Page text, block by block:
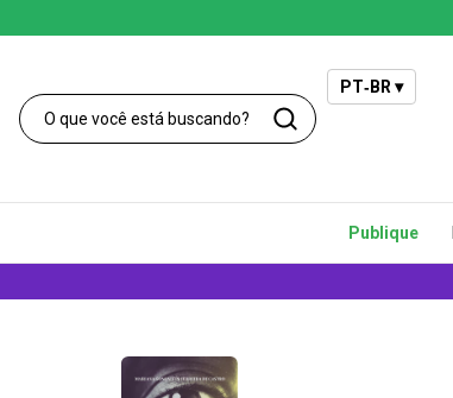
Publique
PT‑BR ▾